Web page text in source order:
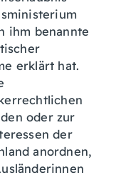
ihm benannte
erklärt hat.
oder zur
der
anordnen,